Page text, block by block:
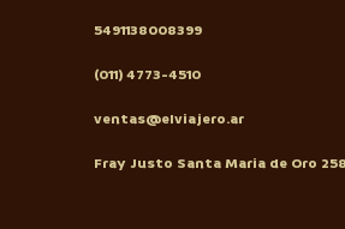
5491138008399
(011) 4773-4510
ventas@elviajero.ar
Fray Justo Santa Maria de Oro